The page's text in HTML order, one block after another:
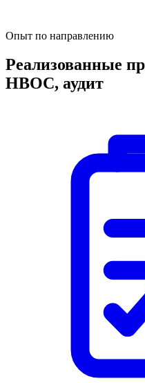
Опыт по направлению
Реализованные
НВОС, аудит